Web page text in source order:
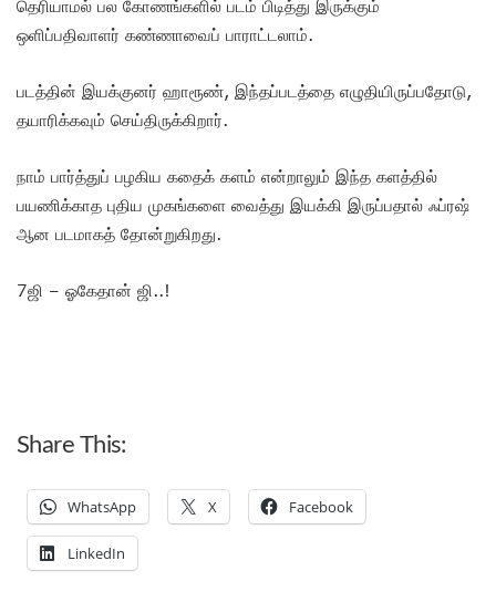
தெரியாமல் பல கோணங்களில் படம் பிடித்து இருக்கும்
ஒளிப்பதிவாளர் கண்ணாவைப் பாராட்டலாம்.
படத்தின் இயக்குனர் ஹாரூண், இந்தப்படத்தை எழுதியிருப்பதோடு,
தயாரிக்கவும் செய்திருக்கிறார்.
நாம் பார்த்துப் பழகிய கதைக் களம் என்றாலும் இந்த களத்தில்
பயணிக்காத புதிய முகங்களை வைத்து இயக்கி இருப்பதால் ஃப்ரஷ்
ஆன படமாகத் தோன்றுகிறது.
7ஜி – ஓகேதான் ஜி..!
Share This:
WhatsApp X Facebook
LinkedIn